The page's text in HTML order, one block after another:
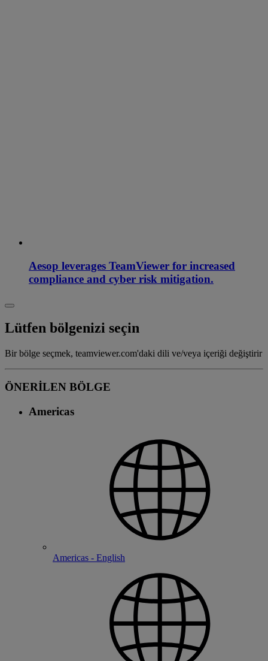
Aesop leverages TeamViewer for increased
compliance and cyber risk mitigation.
Lütfen bölgenizi seçin
Bir bölge seçmek, teamviewer.com'daki dili ve/veya içeriği değiştirir
ÖNERİLEN BÖLGE
Americas
Americas - English